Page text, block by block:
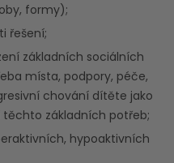
formy);
řešení;
základních sociálních
místa, podpory, péče,
chování dítěte jako
těchto základních potřeb;
hypoaktivních